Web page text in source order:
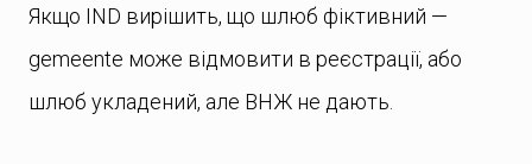
Якщо IND вирішить, що шлюб фіктивний —
gemeente може відмовити в реєстрації, або
шлюб укладений, але ВНЖ не дають.